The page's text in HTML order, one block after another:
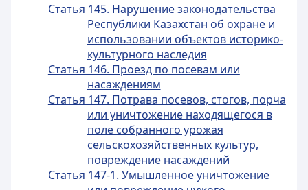
Статья 145. Нарушение законодательства
Республики Казахстан об охране и
использовании объектов историко-
культурного наследия
Статья 146. Проезд по посевам или
насаждениям
Статья 147. Потрава посевов, стогов, порча
или уничтожение находящегося в
поле собранного урожая
сельскохозяйственных культур,
повреждение насаждений
Статья 147-1. Умышленное уничтожение